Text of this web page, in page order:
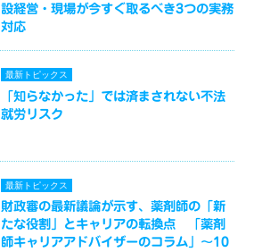
設経営・現場が今すぐ取るべき3つの実務
対応
最新トピックス
「知らなかった」では済まされない不法
就労リスク
最新トピックス
財政審の最新議論が示す、薬剤師の「新
たな役割」とキャリアの転換点 「薬剤
師キャリアアドバイザーのコラム」～10